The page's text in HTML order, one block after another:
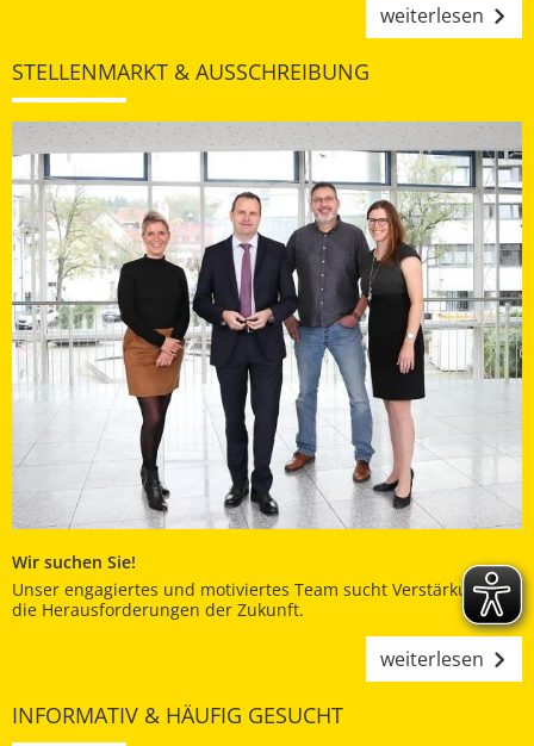
weiterlesen
STELLENMARKT & AUSSCHREIBUNG
Wir suchen Sie!
Unser engagiertes und motiviertes Team sucht Verstärkung für
die Herausforderungen der Zukunft.
weiterlesen
INFORMATIV & HÄUFIG GESUCHT